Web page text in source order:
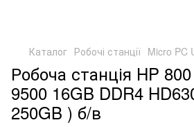
Каталог Робочі станції Micro PC
Робоча станція HP
9500 16GB DDR4
250GB ) б/в